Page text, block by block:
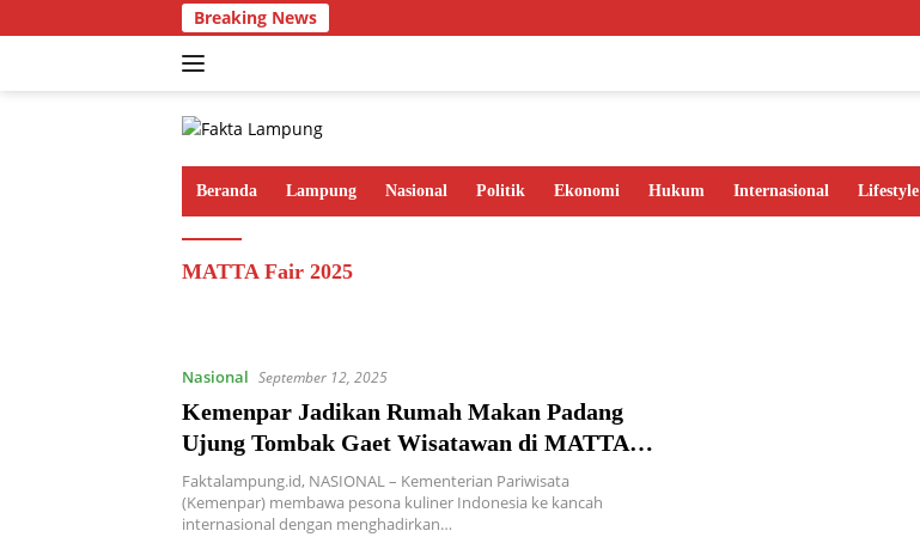
ke
Breaking News
Beranda Lampung Nasional Politik Ekonomi Hukum Internasional Lifestyle
MATTA Fair 2025
Nasional September 12, 2025
Kemenpar Jadikan Rumah Makan Padang
Ujung Tombak Gaet Wisatawan di MATTA
Fair 2025
Faktalampung.id, NASIONAL – Kementerian Pariwisata
(Kemenpar) membawa pesona kuliner Indonesia ke kancah
internasional dengan menghadirkan…